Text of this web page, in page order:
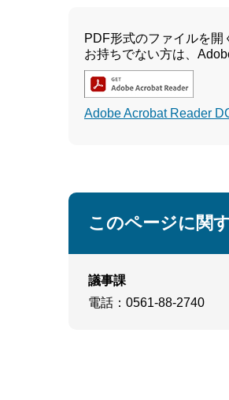
PDF形式のファイルを開
お持ちでない方は、
Adobe Acrobat Reader
このページに関
議事課
電話 ：0561-88-2740